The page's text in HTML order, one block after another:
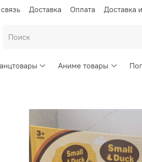
Доставка Оплата Доставка
Аниме товары